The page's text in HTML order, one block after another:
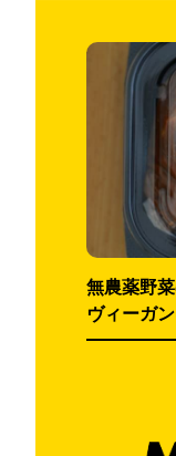
無農薬野
ヴィーガ